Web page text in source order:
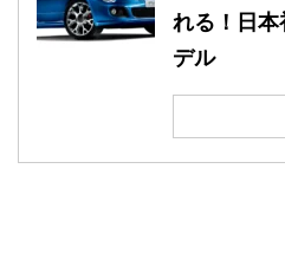
れる！日
デル